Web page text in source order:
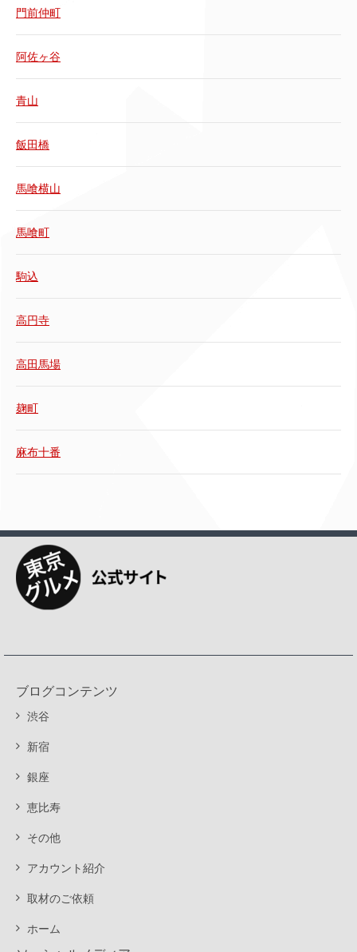
門前仲町
阿佐ヶ谷
青山
飯田橋
馬喰横山
馬喰町
駒込
高円寺
高田馬場
麹町
麻布十番
ブログコンテンツ
渋谷
新宿
銀座
恵比寿
その他
アカウント紹介
取材のご依頼
ホーム